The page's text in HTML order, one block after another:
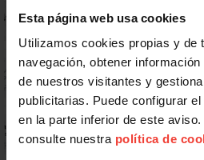
Esta página web usa cookies
Utilizamos cookies propias y de
navegación, obtener
de nuestros visitantes y
publicitarias. Puede configurar
en la parte inferior de este
consulte nuestra política de
libre
Dudas frecuentes sobre las
Prepara gratis con USO las
Correos